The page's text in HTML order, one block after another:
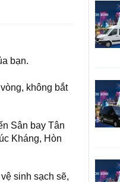
bạn.
không bắt
Sân bay Tân
Kháng, Hòn
sinh sạch sẽ,